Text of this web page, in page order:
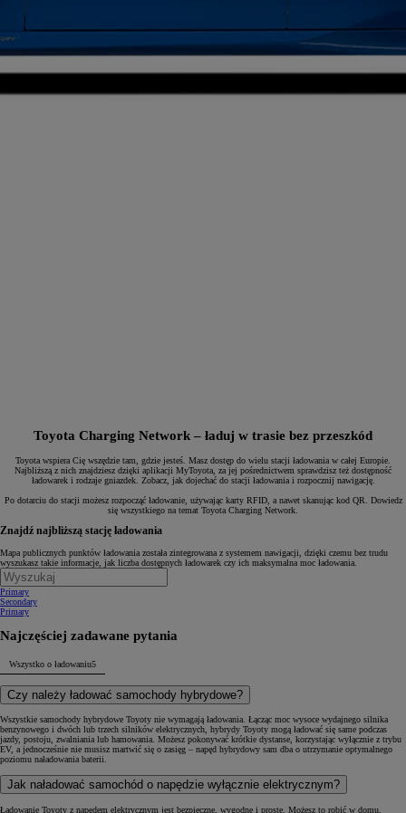
Toyota Charging Network – ładuj w trasie bez przeszkód
Toyota wspiera Cię wszędzie tam, gdzie jesteś. Masz dostęp do wielu stacji ładowania w całej Europie.
Najbliższą z nich znajdziesz dzięki aplikacji MyToyota, za jej pośrednictwem sprawdzisz też dostępność
ładowarek i rodzaje gniazdek. Zobacz, jak dojechać do stacji ładowania i rozpocznij nawigację.
Po dotarciu do stacji możesz rozpocząć ładowanie, używając karty RFID, a nawet skanując kod QR. Dowiedz
się wszystkiego na temat Toyota Charging Network.
Znajdź najbliższą stację ładowania
Mapa publicznych punktów ładowania została zintegrowana z systemem nawigacji, dzięki czemu bez trudu
wyszukasz takie informacje, jak liczba dostępnych ładowarek czy ich maksymalna moc ładowania.
Primary
Secondary
Primary
Najczęściej zadawane pytania
Wszystko o ładowaniu5
Czy należy ładować samochody hybrydowe?
Wszystkie samochody hybrydowe Toyoty nie wymagają ładowania. Łącząc moc wysoce wydajnego silnika
benzynowego i dwóch lub trzech silników elektrycznych, hybrydy Toyoty mogą ładować się same podczas
jazdy, postoju, zwalniania lub hamowania. Możesz pokonywać krótkie dystanse, korzystając wyłącznie z trybu
EV, a jednocześnie nie musisz martwić się o zasięg – napęd hybrydowy sam dba o utrzymanie optymalnego
poziomu naładowania baterii.
Jak naładować samochód o napędzie wyłącznie elektrycznym?
Ładowanie Toyoty z napędem elektrycznym jest bezpieczne, wygodne i proste. Możesz to robić w domu,